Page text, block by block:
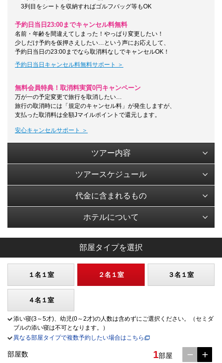
3列目をシートを収納すればゴルフバッグ等もOK
予約日当日23:00までキャンセル料無料
名前・年齢を間違えてしまった！やっぱり変更したい！
少しだけ予約を仮押さえしたい…という声にお応えして、
予約日当日の23:00までなら取消料なしでキャンセルOK！
予約日当日キャンセル料無料サポート ＞
無料会員特典！取消料実質0円キャンペーン
万が一の予定変更で旅行を取消したい…
旅行の取消時には「規定のキャンセル料」が発生しますが、
支払った取消料は全額Jマイルポイントで還元します。
安心キャンセルサポート ＞
ツアー内容
ツアースケジュール
代金に含まれるもの
ホテルについて
部屋タイプを選択
１名１室 ２名１室 ３名１室
４名１室
添い寝(3～5才)、幼児(0～2才)の人数は含めずにご選択ください。（セミダ
ブルの添い寝は不可となります。）
異なる部屋タイプで複数予約したい場合はこちら
部屋数 1部屋